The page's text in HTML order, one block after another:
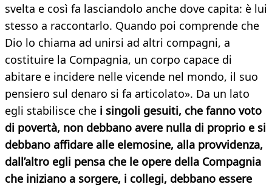
svelta e così fa lasciandolo anche dove capita: è lui
stesso a raccontarlo. Quando poi comprende che
Dio lo chiama ad unirsi ad altri compagni, a
costituire la Compagnia, un corpo capace di
abitare e incidere nelle vicende nel mondo, il suo
pensiero sul denaro si fa articolato». Da un lato
egli stabilisce che i singoli gesuiti, che fanno voto
di povertà, non debbano avere nulla di proprio e si
debbano affidare alle elemosine, alla provvidenza,
dall’altro egli pensa che le opere della Compagnia
che iniziano a sorgere, i collegi, debbano essere